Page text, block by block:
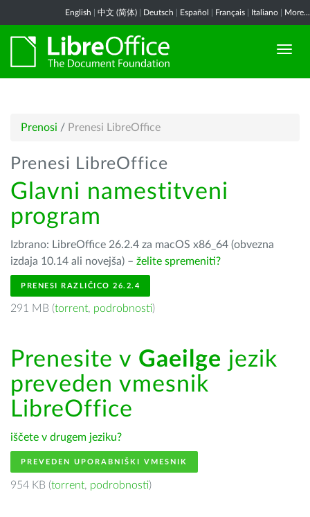
English 中文 (简体) Deutsch Español Français Italiano More...
Prenosi / Prenesi LibreOffice
Prenesi LibreOffice
Glavni namestitveni
program
Izbrano: LibreOffice 26.2.4 za macOS x86_64 (obvezna
izdaja 10.14 ali novejša) – želite spremeniti?
PRENESI RAZLIČICO 26.2.4
291 MB (torrent, podrobnosti)
Prenesite v Gaeilge jezik
preveden vmesnik
LibreOffice
iščete v drugem jeziku?
PREVEDEN UPORABNIŠKI VMESNIK
954 KB (torrent, podrobnosti)